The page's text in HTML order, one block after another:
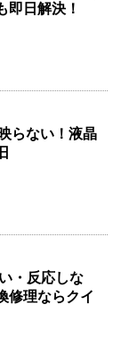
即日解決！
らない！液晶
・反応しな
修理ならクイ